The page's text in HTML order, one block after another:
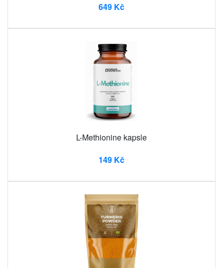
649 Kč
L-Methionine kapsle
149 Kč